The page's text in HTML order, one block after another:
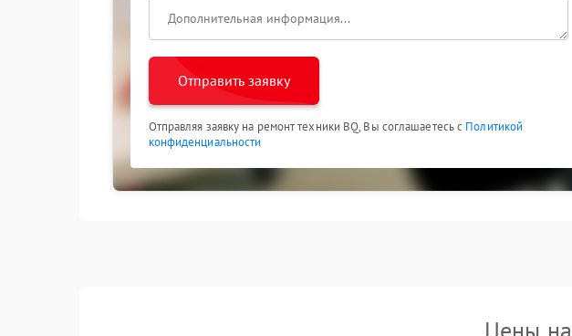
Отправить заявку
Отправляя заявку на ремонт техники BQ, Вы соглашаетесь с Политикой
конфиденциальности